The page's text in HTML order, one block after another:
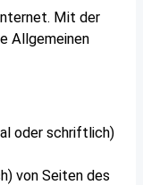
Mit der
Allgemeinen
oder schriftlich)
von Seiten des